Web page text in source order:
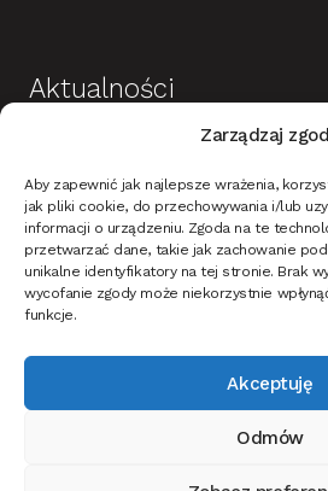
Zarządzaj
Aby zapewnić jak najlepsze wrażenia,
jak pliki cookie, do przechowywania i/lub
informacji o urządzeniu. Zgoda na te
przetwarzać dane, takie jak zachowanie
unikalne identyfikatory na tej stronie. Brak
wycofanie zgody może niekorzystnie
funkcje.
Akceptuję
Odmów
Aktualności
Budowa i wykończenie domu
inwestycja
Mieszkanie w stylu
zwrócić uwagę?
Oświetlenie ciemnych ścian i
Jak oświetlić dom i ogród na
narodzenia?